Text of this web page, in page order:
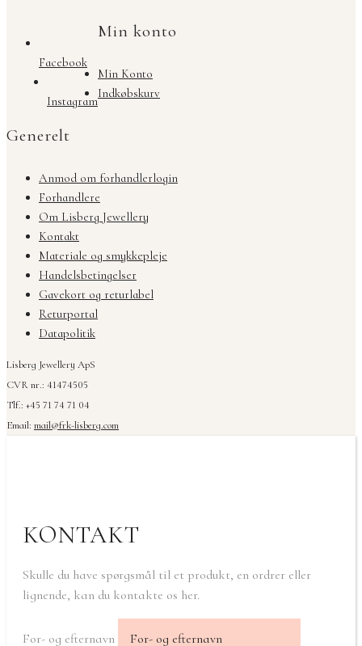
Facebook
Instagram
Min konto
Min Konto
Indkøbskurv
Generelt
Anmod om forhandlerlogin
Forhandlere
Om Lisberg Jewellery
Kontakt
Materiale og smykkepleje
Handelsbetingelser
Gavekort og returlabel
Returportal
Datapolitik
Lisberg Jewellery ApS
CVR nr.: 41474505
Tlf.: +45 71 74 71 04
Email: mail@frk-lisberg.com
KONTAKT
Skulle du have spørgsmål til et produkt, en ordrer eller
lignende, kan du kontakte os her.
For- og efternavn